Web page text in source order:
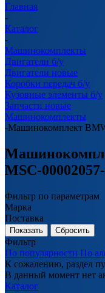
Главная
-
Каталог
-
Машинокомплекты
Двигатели б/у
Двигатели новые
Коробки передач б/у
Кузовные элементы б/у
Запчасти новые
Машинокомплекты
-Машинокомплект
MSC-
Фильтр по параметрам
Марка
Поставка
Сбросить
Фильтр
По популярности По
К сожалению, раздел
В данный момент нет
Каталог